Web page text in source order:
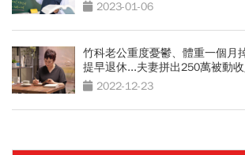
2023-01-06
竹科老公重度憂鬱、體重一個月
提早退休...夫妻拼出250萬被動
2022-12-23